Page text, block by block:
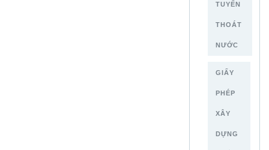
TUYẾN
THOÁT
NƯỚC
GIẤY
PHÉP
XÂY
DỰNG